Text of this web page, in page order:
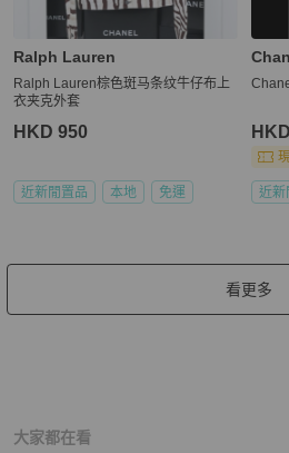
Ralph Lauren
Ralph Lauren棕色斑马条纹牛仔布上
衣夹克外套
HKD 950
近新閒置品 本地 免運 近新
看更多
大家都在看